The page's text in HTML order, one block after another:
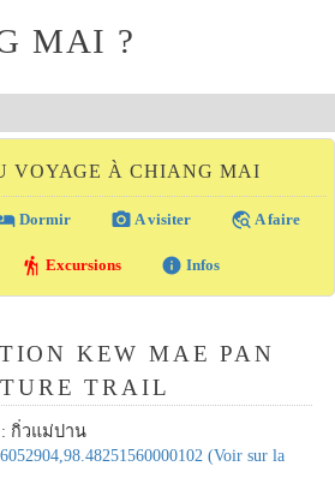
MAI ?
VOYAGE À CHIANG MAI
Dormir photo_camera A visiter travel_explore A faire
hiking Excursions info Infos
KEW MAE PAN
TRAIL
: กิ่วแม่ปาน
(Voir sur la